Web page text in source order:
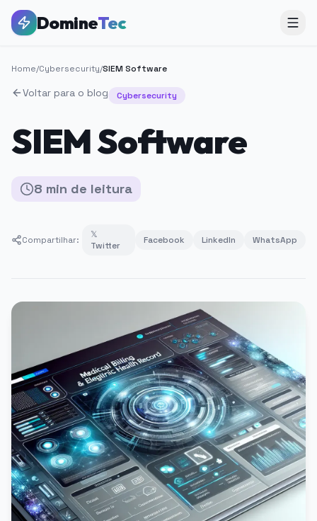
DomineTec
Home/Cybersecurity/SIEM Software
Voltar para o blog Cybersecurity
SIEM Software
8 min de leitura
Compartilhar:
𝕏
Twitter
Facebook LinkedIn WhatsApp